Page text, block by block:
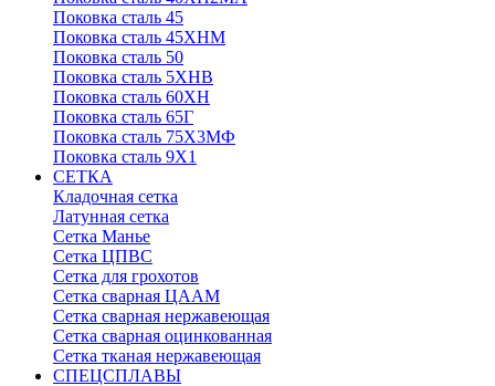
Поковка сталь 45
Поковка сталь 45ХНМ
Поковка сталь 50
Поковка сталь 5ХНВ
Поковка сталь 60ХН
Поковка сталь 65Г
Поковка сталь 75Х3МФ
Поковка сталь 9Х1
СЕТКА
Кладочная сетка
Латунная сетка
Сетка Манье
Сетка ЦПВС
Сетка для грохотов
Сетка сварная ЦААМ
Сетка сварная нержавеющая
Сетка сварная оцинкованная
Сетка тканая нержавеющая
СПЕЦСПЛАВЫ